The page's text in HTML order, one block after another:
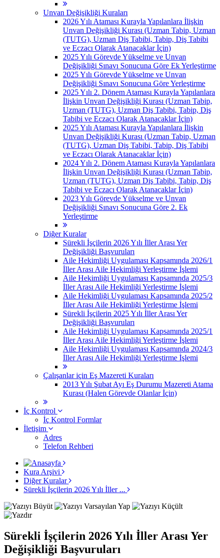
Unvan Değişikliği Kuraları
2026 Yılı Ataması Kurayla Yapılanlara İlişkin
Unvan Değişikliği Kurası (Uzman Tabip, Uzman
(TUTG), Uzman Diş Tabibi, Tabip, Diş Tabibi
ve Eczacı Olarak Atanacaklar İçin)
2025 Yılı Görevde Yükselme ve Unvan
Değişikliği Sınavı Sonucuna Göre Ek Yerleştirme
2025 Yılı Görevde Yükselme ve Unvan
Değişikliği Sınavı Sonucuna Göre Yerleştirme
2025 Yılı 2. Dönem Ataması Kurayla Yapılanlara
İlişkin Unvan Değişikliği Kurası (Uzman Tabip,
Uzman (TUTG), Uzman Diş Tabibi, Tabip, Diş
Tabibi ve Eczacı Olarak Atanacaklar İçin)
2025 Yılı Ataması Kurayla Yapılanlara İlişkin
Unvan Değişikliği Kurası (Uzman Tabip, Uzman
(TUTG), Uzman Diş Tabibi, Tabip, Diş Tabibi
ve Eczacı Olarak Atanacaklar İçin)
2024 Yılı 2. Dönem Ataması Kurayla Yapılanlara
İlişkin Unvan Değişikliği Kurası (Uzman Tabip,
Uzman (TUTG), Uzman Diş Tabibi, Tabip, Diş
Tabibi ve Eczacı Olarak Atanacaklar İçin)
2023 Yılı Görevde Yükselme ve Unvan
Değişikliği Sınavı Sonucuna Göre 2. Ek
Yerleştirme
Diğer Kuralar
Sürekli İşçilerin 2026 Yılı İller Arası Yer
Değişikliği Başvuruları
Aile Hekimliği Uygulaması Kapsamında 2026/1
İller Arası Aile Hekimliği Yerleştirme İşlemi
Aile Hekimliği Uygulaması Kapsamında 2025/3
İller Arası Aile Hekimliği Yerleştirme İşlemi
Aile Hekimliği Uygulaması Kapsamında 2025/2
İller Arası Aile Hekimliği Yerleştirme İşlemi
Sürekli İşçilerin 2025 Yılı İller Arası Yer
Değişikliği Başvuruları
Aile Hekimliği Uygulaması Kapsamında 2025/1
İller Arası Aile Hekimliği Yerleştirme İşlemi
Aile Hekimliği Uygulaması Kapsamında 2024/3
İller Arası Aile Hekimliği Yerleştirme İşlemi
Çalışanlar için Eş Mazereti Kuraları
2013 Yılı Şubat Ayı Eş Durumu Mazereti Atama
Kurası (Halen Görevde Olanlar İçin)
İç Kontrol
İç Kontrol Formlar
İletişim
Adres
Telefon Rehberi
Kura Arşivi
Diğer Kuralar
Sürekli İşçilerin 2026 Yılı İller ...
Sürekli İşçilerin 2026 Yılı İller Arası Yer
Değişikliği Başvuruları